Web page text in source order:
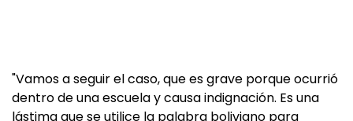
"Vamos a seguir el caso, que es grave porque ocurrió
dentro de una escuela y causa indignación. Es una
lástima que se utilice la palabra boliviano para